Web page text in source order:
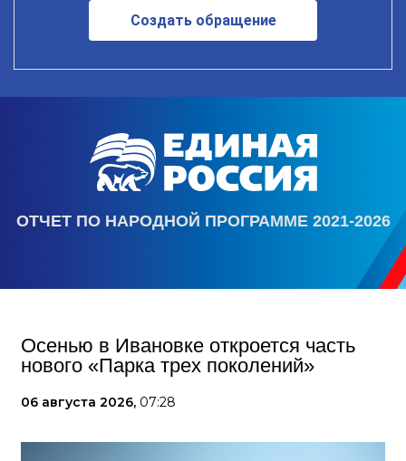
Создать обращение
ОТЧЕТ ПО НАРОДНОЙ ПРОГРАММЕ 2021-2026
Осенью в Ивановке откроется часть
нового «Парка трех поколений»
06 августа 2026, 07:28